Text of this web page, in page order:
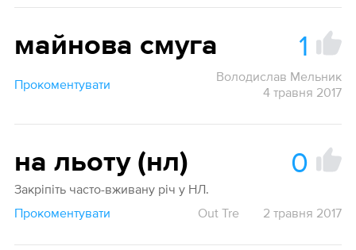
майнова смуга 1
Прокоментувати
Володислав Мельник
4 травня 2017
на льоту (нл) 0
Закріпіть часто-вживану річ у НЛ.
Прокоментувати
Out Tre 2 травня 2017